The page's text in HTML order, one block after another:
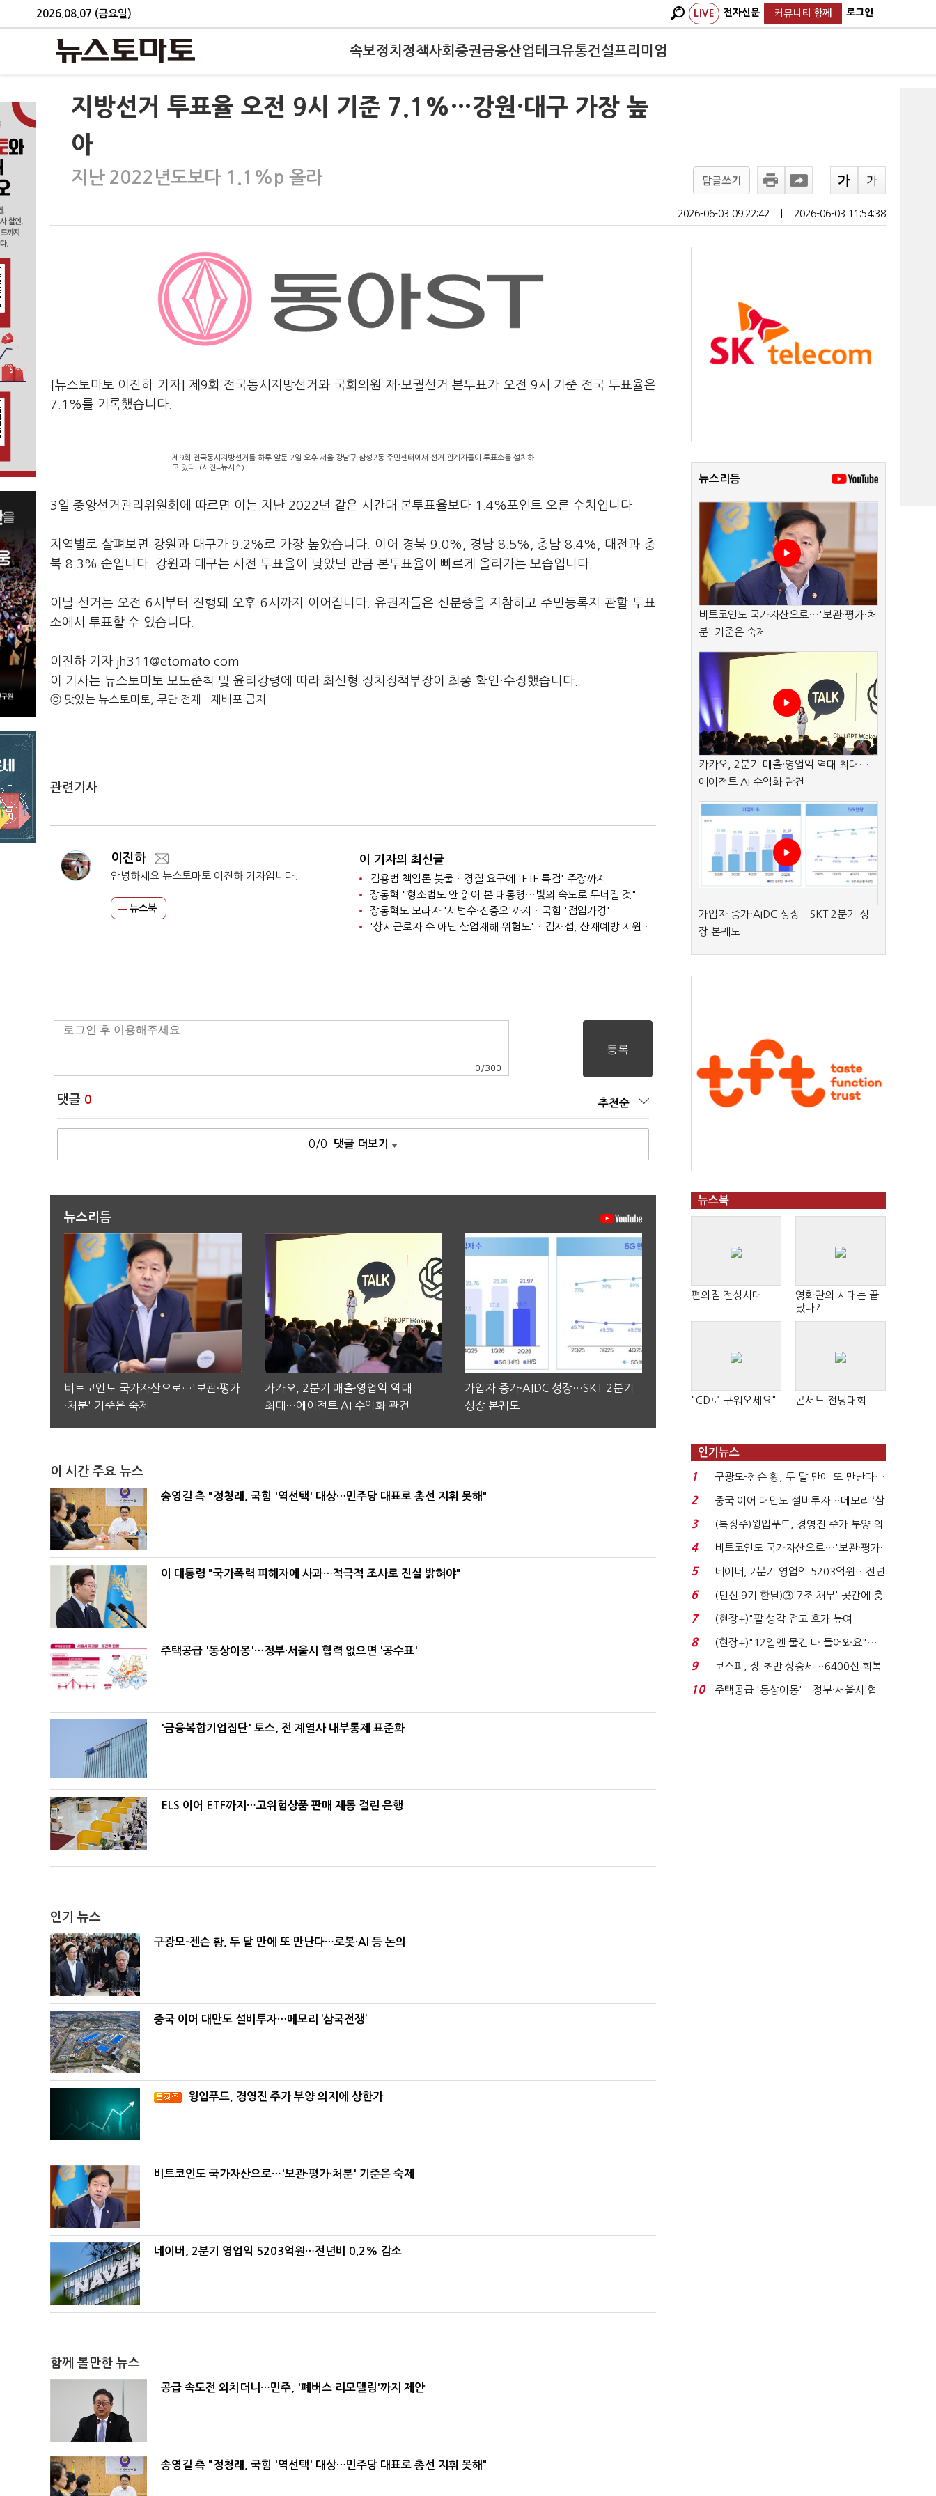
2026.08.07 (금요일) LIVE 전자신문 커뮤니티 함께 로그인
속보정치 정책사회 증권금융산업테크유통건설프리미엄
지방선거 투표율 오전 9시 기준 7.1%…강원·대구 가장 높
아
지난 2022년도보다 1.1%p 올라 답글쓰기
2026-06-03 09:22:42 2026-06-03 11:54:38
[뉴스토마토 이진하 기자] 제9회 전국동시지방선거와 국회의원 재 ·보궐선거 본투표가 오전 9시 기준 전국 투표율은
7.1%를 기록했습니다.
제9회 전국동시지방선거를 하루 앞둔 2일 오후 서울 강남구 삼성2동 주민센터에서 선거 관계자들이 투표소를 설치하
고 있다. (사진=뉴시스)
3일 중앙선거관리위원회에 따르면 이는 지난 2022년 같은 시간대 본투표율보다 1.4%포인트 오른 수치입니다.
지역별로 살펴보면 강원과 대구가 9.2%로 가장 높았습니다. 이어 경북 9.0%, 경남 8.5%, 충남 8.4%, 대전과 충
북 8.3% 순입니다. 강원과 대구는 사전 투표율이 낮았던 만큼 본투표율이 빠르게 올라가는 모습입니다.
이날 선거는 오전 6시부터 진행돼 오후 6시까지 이어집니다. 유권자들은 신분증을 지참하고 주민등록지 관할 투표
소에서 투표할 수 있습니다.
이진하 기자 jh311@etomato.com
이 기사는 뉴스토마토 보도준칙 및 윤리강령에 따라 최신형 정치정책부장이 최종 확인·수정했습니다.
ⓒ 맛있는 뉴스토마토, 무단 전재 - 재배포 금지
관련기사
이진하
안녕하세요 뉴스토마토 이진하 기자입니다.
뉴스북
이 기자의 최신글
김용범 책임론 봇물…경질 요구에 'ETF 특검' 주장까지
장동혁 "형소법도 안 읽어 본 대통령…빛의 속도로 무너질 것"
장동혁도 모라자 '서범수·진종오'까지…국힘 '점입가경'
'상시근로자 수 아닌 산업재해 위험도'…김재섭, 산재예방 지원기준 손질
0 /300
댓글 0 추천순
0/0 댓글 더보기
뉴스리듬
비트코인도 국가자산으로…'보관·평가
·처분' 기준은 숙제
카카오, 2분기 매출·영업익 역대
최대…에이전트 AI 수익화 관건
가입자 증가·AIDC 성장…SKT 2분기
성장 본궤도
이 시간 주요 뉴스
송영길 측 "정청래, 국힘 '역선택' 대상…민주당 대표로 총선 지휘 못해"
이 대통령 "국가폭력 피해자에 사과…적극적 조사로 진실 밝혀야"
주택공급 '동상이몽'…정부·서울시 협력 없으면 '공수표'
'금융복합기업집단' 토스, 전 계열사 내부통제 표준화
ELS 이어 ETF까지…고위험상품 판매 제동 걸린 은행
인기 뉴스
구광모-젠슨 황, 두 달 만에 또 만난다…로봇·AI 등 논의
중국 이어 대만도 설비투자…메모리 ‘삼국전쟁’
윙입푸드, 경영진 주가 부양 의지에 상한가
비트코인도 국가자산으로…'보관·평가·처분' 기준은 숙제
네이버, 2분기 영업익 5203억원…전년비 0.2% 감소
함께 볼만한 뉴스
공급 속도전 외치더니…민주, '폐버스 리모델링'까지 제안
송영길 측 "정청래, 국힘 '역선택' 대상…민주당 대표로 총선 지휘 못해"
뉴스리듬
비트코인도 국가자산으로…'보관·평가·처
분' 기준은 숙제
카카오, 2분기 매출·영업익 역대 최대…
에이전트 AI 수익화 관건
가입자 증가·AIDC 성장…SKT 2분기 성
장 본궤도
뉴스북
편의점 전성시대
영화관의 시대는 끝
났다?
"CD로 구워오세요" 콘서트 전당대회
인기뉴스
1
구광모-젠슨 황, 두 달 만에 또 만난다…
로봇·AI 등 논...
2
중국 이어 대만도 설비투자…메모리 ‘삼
국전쟁’
3
(특징주)윙입푸드, 경영진 주가 부양 의
지에 상한가...
4
비트코인도 국가자산으로…'보관·평가·
처분' 기준은 ...
5
네이버, 2분기 영업익 5203억원…전년
비 0.2% 감소...
6
(민선 9기 한달)③'7조 채무' 곳간에 충
격…추미애, 20년...
7
(현장+)"팔 생각 접고 호가 높여
요"…'덜 똘똘한 한 채' 20...
8
(현장+)"12일엔 물건 다 들어와요"…
빈 매대 채우며 문 연 ...
9
코스피, 장 초반 상승세…6400선 회복
시도
10
주택공급 '동상이몽'…정부·서울시 협